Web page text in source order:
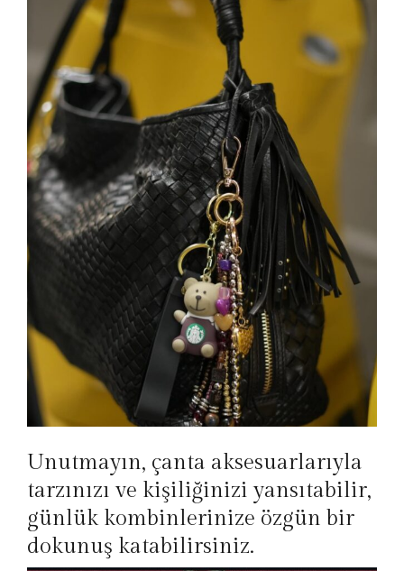
Unutmayın, çanta aksesuarlarıyla
tarzınızı ve kişiliğinizi yansıtabilir,
günlük kombinlerinize özgün bir
dokunuş katabilirsiniz.